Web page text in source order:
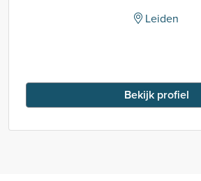
Leiden
Bekijk profiel